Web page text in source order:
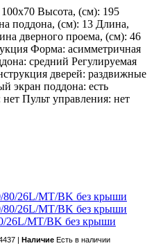
Высота, (см): 195
поддона, (см): 13 Длина,
дверного проема, (см): 46
Форма: асимметричная
средний Регулируемая
дверей: раздвижные
экран поддона: есть
Пульт управления: нет
26L/MT/BK без крыши
| Наличие Есть в наличии